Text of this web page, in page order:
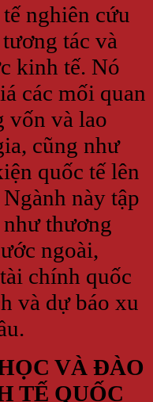
nghiên cứu
tác và
kinh tế. Nó
các mối quan
vốn và lao
cũng như
quốc tế lên
này tập
thương
ngoài,
chính quốc
và dự báo xu
VÀ ĐÀO
TẾ QUỐC